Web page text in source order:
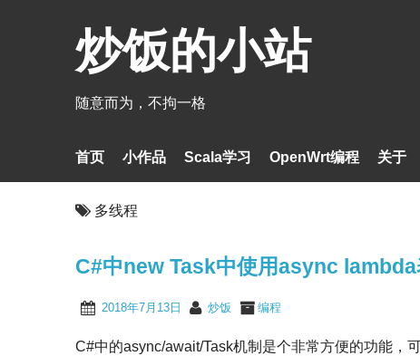
炒饭的小站
随意而为，不拘一格
首页 小作品 Scala学习 OpenWrt编程 关于
多线程
C#中new Task中使用async
2018年7月13日 炒饭 编程
C#中的async/await/Task机制是个非常方便的功能，